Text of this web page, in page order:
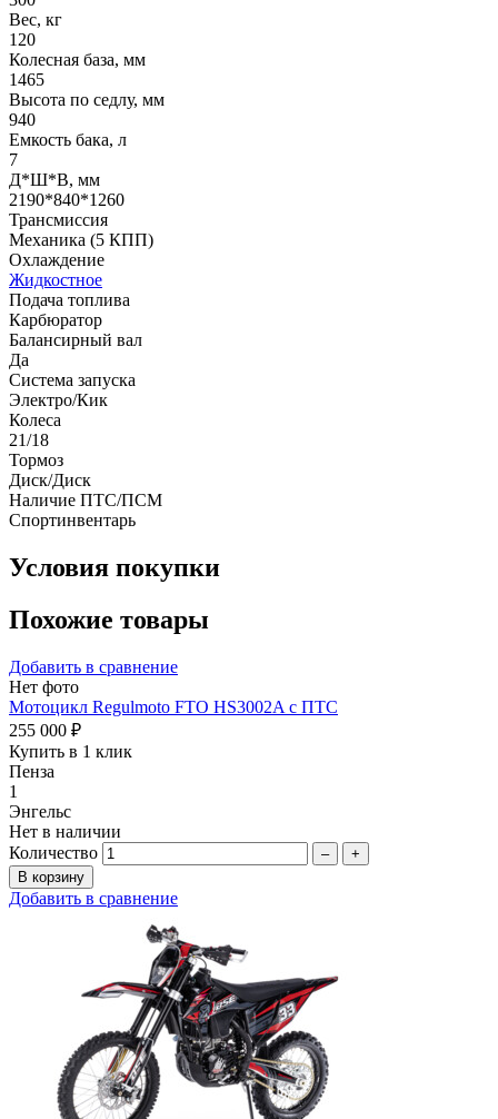
Вес, кг
120
Колесная база, мм
1465
Высота по седлу, мм
940
Емкость бака, л
7
Д*Ш*В, мм
2190*840*1260
Трансмиссия
Механика (5 КПП)
Охлаждение
Жидкостное
Подача топлива
Карбюратор
Балансирный вал
Да
Система запуска
Электро/Кик
Колеса
21/18
Тормоз
Диск/Диск
Наличие ПТС/ПСМ
Спортинвентарь
Условия покупки
Похожие товары
Добавить в сравнение
Нет фото
Мотоцикл Regulmoto FTO HS3002A с ПТС
255 000 ₽
Купить в 1 клик
Пенза
1
Энгельс
Нет в наличии
Количество
– +
Добавить в сравнение